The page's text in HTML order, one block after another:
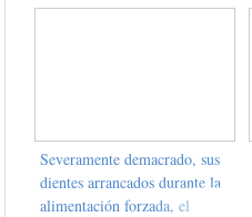
Severamente demacrado, sus
dientes arrancados durante la
alimentación forzada, el